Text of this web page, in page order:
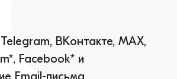
ВКонтакте, MAX,
Facebook* и